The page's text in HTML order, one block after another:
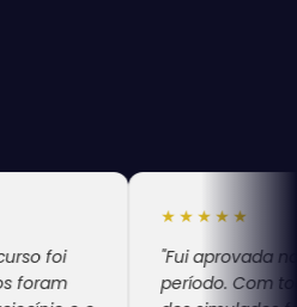
"Fui aprovada na OAB 45,
período. Com toda certeza